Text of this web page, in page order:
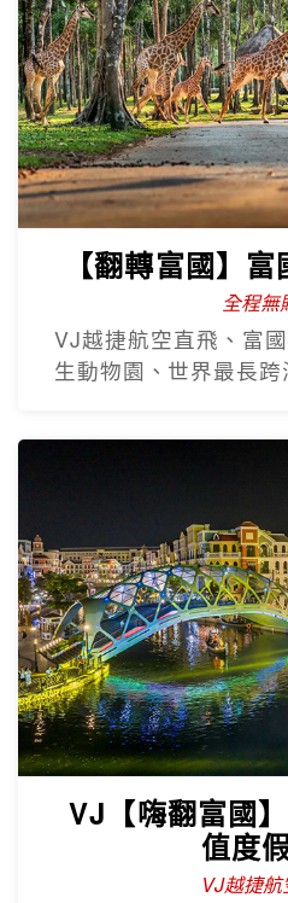
【翻轉富國】
全程無
VJ越捷航空直飛、富
生動物園、世界最長跨
VJ【嗨翻富國
值度
VJ越捷